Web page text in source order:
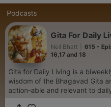
Podcasts
Gita For Daily
Neil Bhatt
615 -
16,17 and 18
Gita for Daily Living is a
wisdom of the Bhagavad Gita
action-able and relevant to